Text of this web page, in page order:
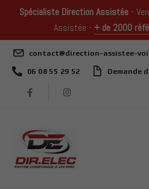
Spécialiste Direction Assistée-
Assistée - + de 2000
contact@direction-assistee-
06 08 55 29 52 Demande